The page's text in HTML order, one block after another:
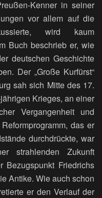
Kenner in seiner
vor allem auf die
wird kaum
Buch beschrieb er, wie
deutschen Geschichte
Der „Große Kurfürst“
sah sich Mitte des 17.
Krieges, an einer
Vergangenheit und
das er
durchdrückte, war
strahlenden Zukunft
Bezugspunkt Friedrichs
Antike. Wie auch schon
er den Verlauf der